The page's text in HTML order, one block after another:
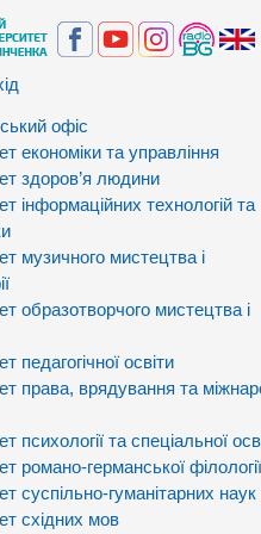
офіс
економіки та управління
здоров’я людини
інформаційних технологій та
музичного мистецтва і
образотворчого мистецтва і
педагогічної освіти
права, врядування та
психології та спеціальної
романо-германської філології
суспільно-гуманітарних наук
східних мов